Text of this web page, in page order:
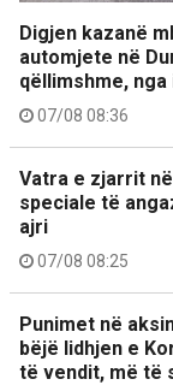
Digjen kazanë
automjete në
qëllimshme,
07/08 08:36
Vatra e zjarrit
speciale të
ajri
07/08 08:25
Punimet në
bëjë lidhjen e
të vendit, më të